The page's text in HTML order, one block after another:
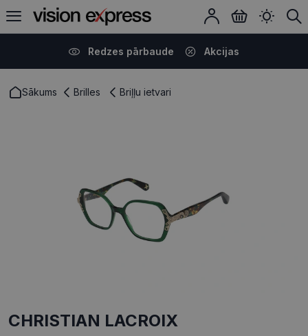
Redzes pārbaude Akcijas
Sākums Brilles Briļļu ietvari
CHRISTIAN LACROIX